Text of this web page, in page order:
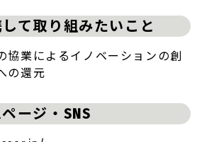
て取り組みたいこと
協業によるイノベーションの創
の還元
ージ・SNS